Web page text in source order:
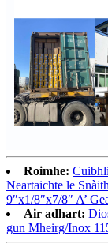
Roimhe:
Neartaichte le
9″x1/8″x7/8″ A’
Air adhart:
gun Mheirg/Inox